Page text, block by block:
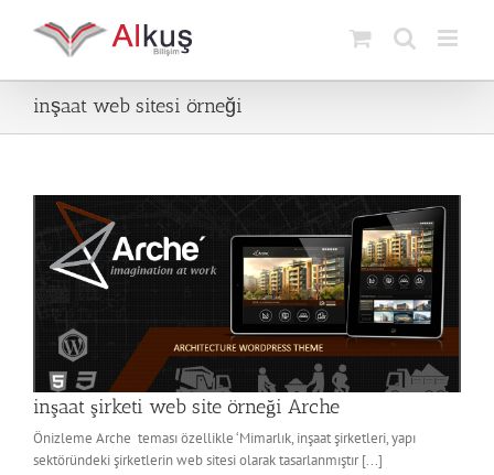
inşaat web sitesi örneği
inşaat şirketi web site örneği Arche
Önizleme Arche teması özellikle ‘Mimarlık, inşaat şirketleri, yapı
sektöründeki şirketlerin web sitesi olarak tasarlanmıştır [...]